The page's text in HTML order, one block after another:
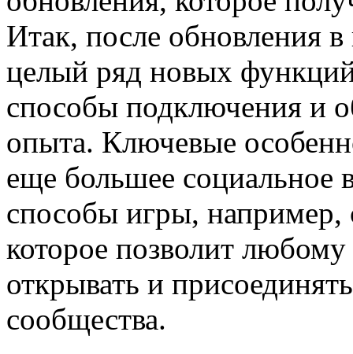
Итак, после обновления
целый ряд новых
способы подключения и
опыта. Ключевые
еще большее социальное
способы игры,
которое позволит любому
открывать и
сообщества.